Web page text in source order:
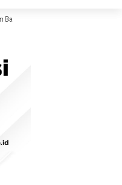
Gubernur SDK Dikukuhkan dan